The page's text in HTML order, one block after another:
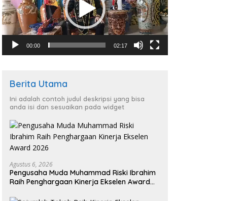
00:00 02:17
Berita Utama
Ini adalah contoh judul deskripsi yang bisa
anda isi dan sesuaikan pada widget
Agustus 6, 2026
Pengusaha Muda Muhammad Riski Ibrahim
Raih Penghargaan Kinerja Ekselen Award